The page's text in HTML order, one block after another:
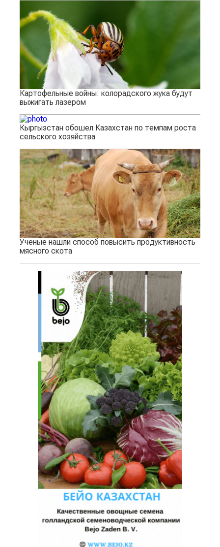
Картофельные войны: колорадского жука будут
выжигать лазером
Кыргызстан обошел Казахстан по темпам роста
сельского хозяйства
Ученые нашли способ повысить продуктивность
мясного скота